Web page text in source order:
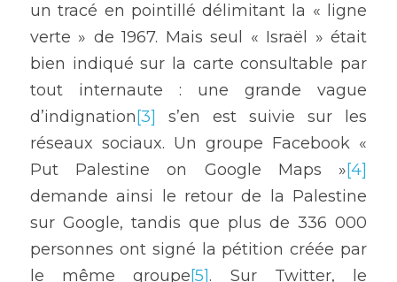
un tracé en pointillé délimitant la « ligne
verte » de 1967. Mais seul « Israël » était
bien indiqué sur la carte consultable par
tout internaute : une grande vague
d’indignation [3]
s’en est suivie sur les
réseaux sociaux. Un groupe Facebook «
Put Palestine on Google Maps »[4]
demande ainsi le retour de la Palestine
sur Google, tandis que plus de 336 000
personnes ont signé la pétition créée par
le même groupe[5]. Sur Twitter, le